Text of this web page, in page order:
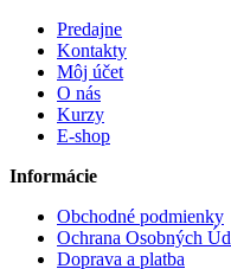
Predajne
Kontakty
Môj účet
O nás
Kurzy
E-shop
Informácie
Obchodné podmienky
Ochrana Osobných
Doprava a platba